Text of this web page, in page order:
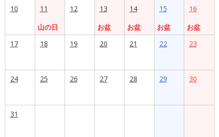
10
11
山の日
12
13
お盆
14
お盆
15
お盆
16
お盆
17
18 19 20 21 22 23
24 25 26 27 28 29 30
31